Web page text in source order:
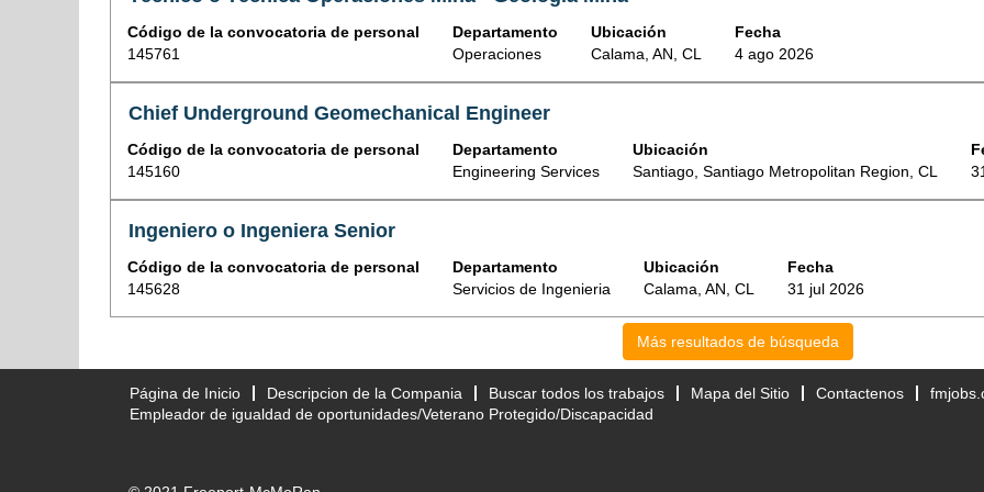
Tabulador
desplazarse
por
Lista
puestos.
Seleccione
para
ver
puesto.
del
puesto.
ver
el
contenido
la
del
puesto.
la
posición
Código de la convocatoria de personal
145761
Departamento
Operaciones
Ubicación
Calama, AN, CL
Fecha
4 ago 2026
la
barra
espaciadora
para
ver
el
contenido
la
del
puesto.
Nombre
la
posición
Chief Underground Geomechanical Engineer
Código de la convocatoria de personal
145160
Departamento
Engineering Services
Ubicación
Santiago, Santiago Metropolitan Region, CL
Seleccione
la
barra
espaciadora
ver
el
contenido
información
del
puesto.
Nombre
la
posición
Ingeniero o Ingeniera Senior
Código de la convocatoria de personal
145628
Departamento
Servicios de Ingenieria
Ubicación
Calama, AN, CL
Fecha
31 jul 2026
Seleccione
la
barra
espaciadora
contenido
completo
Más resultados de búsqueda
Página de Inicio Descripcion de la Compania Buscar todos los trabajos Mapa del Sitio Contactenos
Empleador de igualdad de oportunidades/Veterano Protegido/Discapacidad